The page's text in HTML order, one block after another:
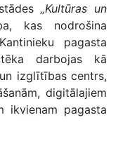
„Kultūras un
kas nodrošina
pagasta
darbojas kā
izglītības centrs,
digitālajiem
ikvienam pagasta